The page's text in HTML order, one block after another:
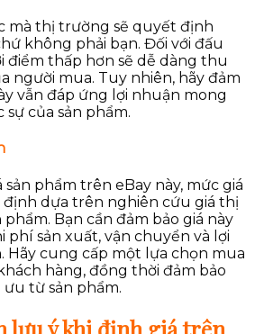
mà thị trường sẽ quyết định
không phải bạn. Đối với đấu
điểm thấp hơn sẽ dễ dàng thu
người mua. Tuy nhiên, hãy đảm
vẫn đáp ứng lợi nhuận mong
của sản phẩm.
phẩm trên eBay này, mức giá
định dựa trên nghiên cứu giá thị
Bạn cần đảm bảo giá này
phí sản xuất, vận chuyển và lợi
Hãy cung cấp một lựa chọn mua
hàng, đồng thời đảm bảo
từ sản phẩm.
lưu ý khi định giá trên